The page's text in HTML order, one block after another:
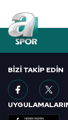
BIZI TAKIP EDIN